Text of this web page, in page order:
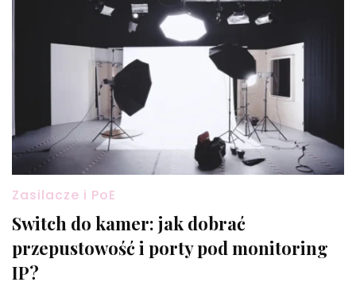
Zasilacze i PoE
Switch do kamer: jak dobrać
przepustowość i porty pod monitoring
IP?